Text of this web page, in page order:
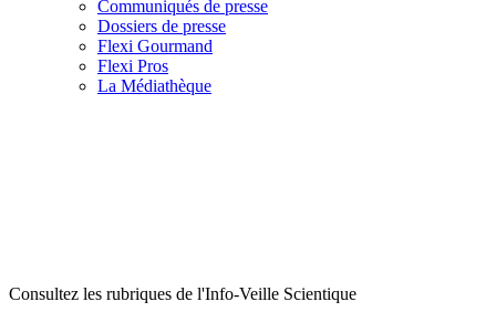
Communiqués de presse
Dossiers de presse
Flexi Gourmand
Flexi Pros
La Médiathèque
Consultez les rubriques de l'Info-Veille Scientique